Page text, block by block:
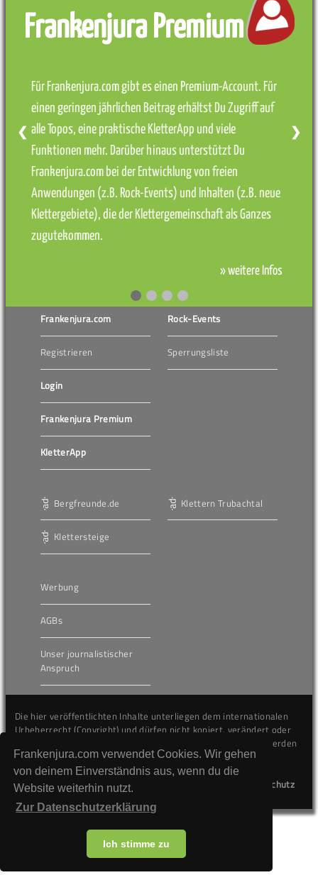
Frankenjura.com verwendet Cookies. Wir gehen
von deinem Einverständnis aus, wenn du die
Website weiterhin nutzt.
Zur Datenschutzerklärung
Ich stimme zu
Frankenjura Premium
Für Frankenjura.com gibt es einen Premium-Account. Für
einen geringen jährlichen Beitrag erhältst Du Zugriff auf
alle Topos, eine praktische KletterApp und viele
Funktionen mehr. Darüber hinaus unterstützt Du
Frankenjura.com bei der Entwicklung von freien
Anwendungen (z.B. Rock-Events) und Inhalten (z.B. neue
Klettergebiete), die der Klettergemeinschaft als Ganzes
zugutekommen.
» weitere Infos
❮ ❯
Frankenjura.com
Registrieren
Login
Frankenjura Premium
KletterApp
Rock-Events
Sperrungsliste
Bergfreunde.de
Klettersteige
Klettern Trubachtal
Werbung
AGBs
Unser journalistischer
Anspruch
Die hier veröffentlichten Inhalte unterliegen dem internationalen
Urheberrecht (Copyright) und dürfen nicht kopiert, verändert oder
unverändert wiederveröffentlicht werden. Gegen Verstöße werden
wir auf juristischem Wege vorgehen.
Datenschutz